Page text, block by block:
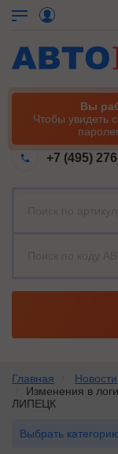
Вы
Чтобы увидеть
+7 (495)
Главная
Новости
Изменения в
ЛИПЕЦК
Выбрать